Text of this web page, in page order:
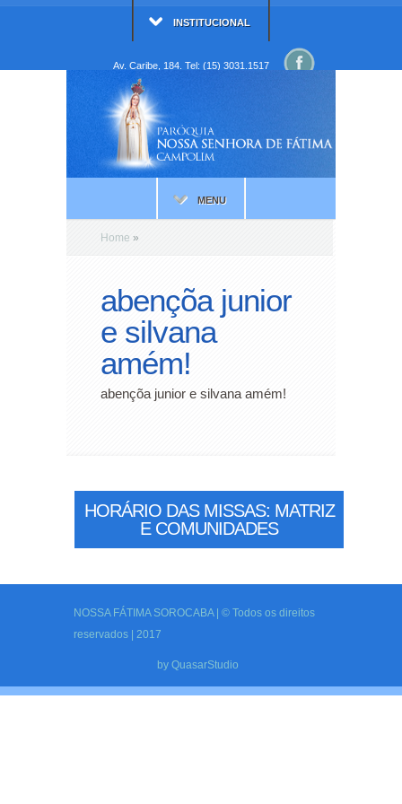
INSTITUCIONAL
Av. Caribe, 184. Tel: (15) 3031.1517
MENU
Home »
abençõa junior
e silvana
amém!
abençõa junior e silvana amém!
HORÁRIO DAS MISSAS: MATRIZ
E COMUNIDADES
NOSSA FÁTIMA SOROCABA | © Todos os direitos
reservados | 2017
by QuasarStudio